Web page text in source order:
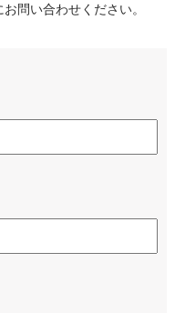
問い合わせください。